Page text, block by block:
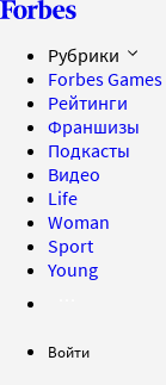
Рубрики
Forbes Games
Рейтинги
Франшизы
Подкасты
Видео
Life
Woman
Sport
Young
Войти